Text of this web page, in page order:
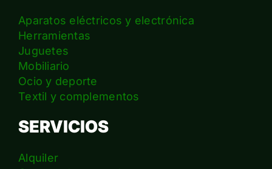
Aparatos eléctricos y electrónica
Herramientas
Juguetes
Mobiliario
Ocio y deporte
Textil y complementos
SERVICIOS
Alquiler